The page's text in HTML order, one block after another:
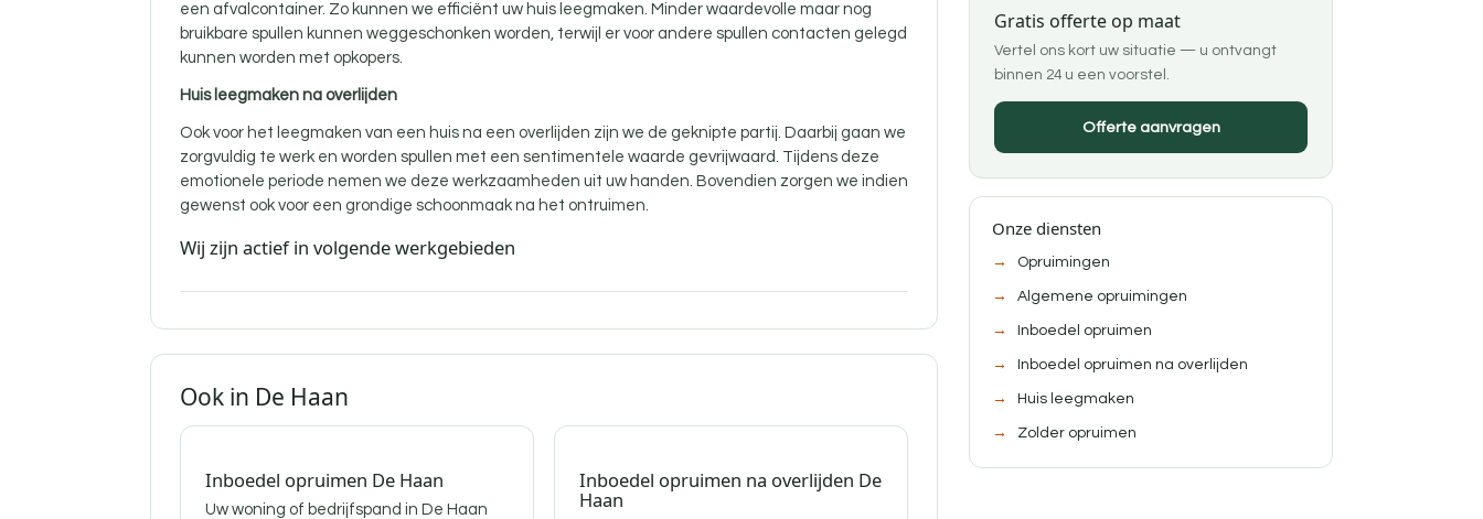
een afvalcontainer. Zo kunnen we efficiënt uw huis leegmaken. Minder waardevolle maar nog
bruikbare spullen kunnen weggeschonken worden, terwijl er voor andere spullen contacten gelegd
kunnen worden met opkopers.
Huis leegmaken na overlijden
Ook voor het leegmaken van een huis na een overlijden zijn we de geknipte partij. Daarbij gaan we
zorgvuldig te werk en worden spullen met een sentimentele waarde gevrijwaard. Tijdens deze
emotionele periode nemen we deze werkzaamheden uit uw handen. Bovendien zorgen we indien
gewenst ook voor een grondige schoonmaak na het ontruimen.
Wij zijn actief in volgende werkgebieden
Ook in De Haan
Inboedel opruimen De Haan
Uw woning of bedrijfspand in De Haan
Inboedel opruimen na overlijden De
Haan
Gratis offerte op maat
Vertel ons kort uw situatie — u ontvangt
binnen 24 u een voorstel.
Offerte aanvragen
Onze diensten
Opruimingen
Algemene opruimingen
Inboedel opruimen
Inboedel opruimen na overlijden
Huis leegmaken
Zolder opruimen